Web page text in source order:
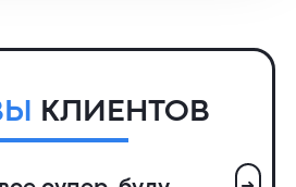
КЛИЕНТОВ